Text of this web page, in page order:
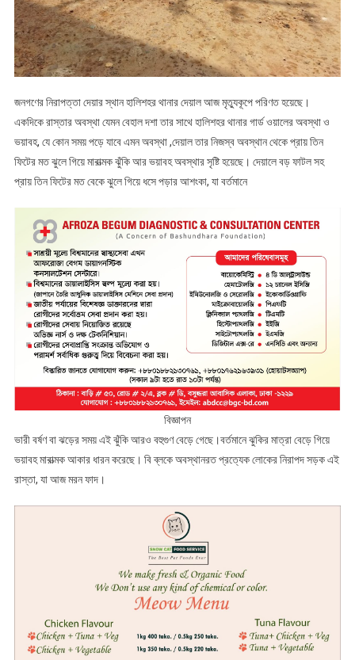
জনগণের নিরাপত্তা দেয়ার স্থান হালিশহর থানার দেয়াল আজ মৃত্যুকূপে পরিণত হয়েছে।
একদিকে রাস্তার অবস্থা যেমন বেহাল দশা তার সাথে হালিশহর থানার গার্ড ওয়ালের অবস্থা ও
ভয়াবহ, যে কোন সময় পড়ে যাবে এমন অবস্থা ,দেয়াল তার নিজস্ব অবস্থান থেকে প্রায় তিন
ফিটের মত ঝুলে গিয়ে মারাত্মক ঝুঁকি আর ভয়াবহ অবস্থার সৃষ্টি হয়েছে। দেয়ালে বড় ফাটল সহ
প্রায় তিন ফিটের মত বেকে ঝুলে গিয়ে ধসে পড়ার আশংকা, যা বর্তমানে
বিজ্ঞাপন
ভারী বর্ষণ বা ঝড়ের সময় এই ঝুঁকি আরও বহুগুণ বেড়ে গেছে।বর্তমানে ঝুকির মাত্রা বেড়ে গিয়ে
ভয়াবহ মারাত্মক আকার ধারন করেছে। বি ব্লকে অবস্থানরত প্রত্যেক লোকের নিরাপদ সড়ক এই
রাস্তা, যা আজ মরন ফাদ।